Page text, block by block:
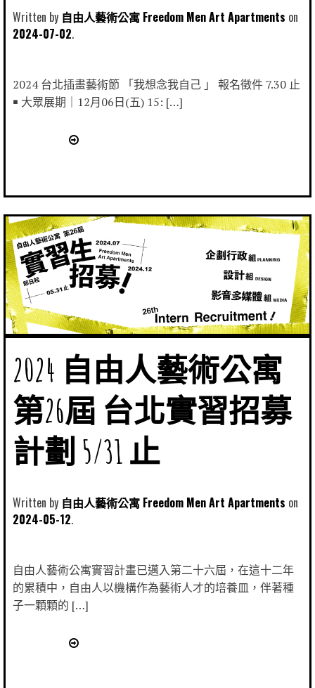
Written by 自由人藝術公寓 Freedom Men Art Apartments
2024-07-02
2024 台北插畫藝術節 「我想念我自己 」 報名徵件 7.30 止
￭ 大眾展期｜12月06日(五) 15: […]
2024 自由人藝術公寓
第26屆 台北實習招募
計劃 5/31 止
Written by 自由人藝術公寓 Freedom Men Art Apartments
2024-05-12
自由人藝術公寓實習計畫已邁入第二十六屆，在這十二年
的累積中，自由人以機構作為藝術人才的培養皿，伴著種
子一顆顆的 […]